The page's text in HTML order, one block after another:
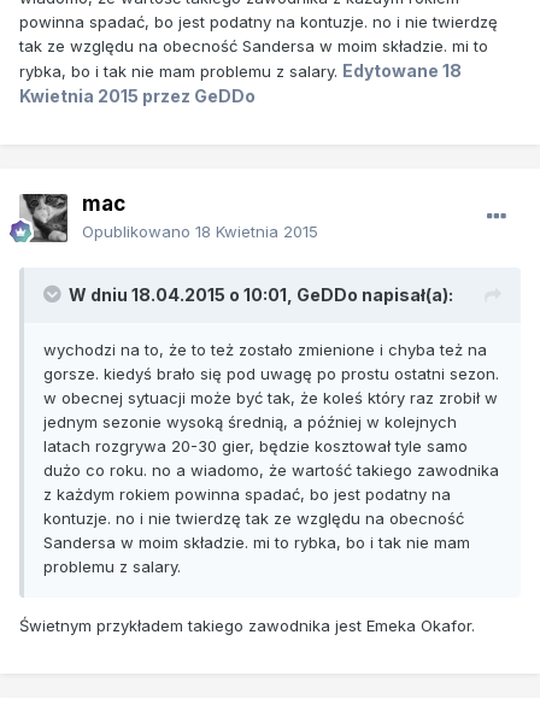
powinna spadać, bo jest podatny na kontuzje. no i nie twierdzę
tak ze względu na obecność Sandersa w moim składzie. mi to
rybka, bo i tak nie mam problemu z salary. Edytowane 18
Kwietnia 2015 przez GeDDo
mac
Opublikowano 18 Kwietnia 2015
W dniu 18.04.2015 o 10:01, GeDDo napisał(a):
wychodzi na to, że to też zostało zmienione i chyba też na
gorsze. kiedyś brało się pod uwagę po prostu ostatni sezon.
w obecnej sytuacji może być tak, że koleś który raz zrobił w
jednym sezonie wysoką średnią, a później w kolejnych
latach rozgrywa 20-30 gier, będzie kosztował tyle samo
dużo co roku. no a wiadomo, że wartość takiego zawodnika
z każdym rokiem powinna spadać, bo jest podatny na
kontuzje. no i nie twierdzę tak ze względu na obecność
Sandersa w moim składzie. mi to rybka, bo i tak nie mam
problemu z salary.
Świetnym przykładem takiego zawodnika jest Emeka Okafor.